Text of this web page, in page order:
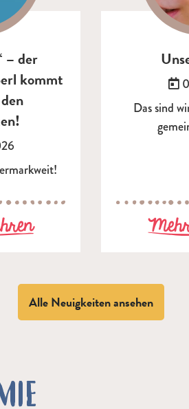
– der
kommt
am:
zu „Mut tut gut“ –
Das sind
Alle Neuigkeiten ansehen